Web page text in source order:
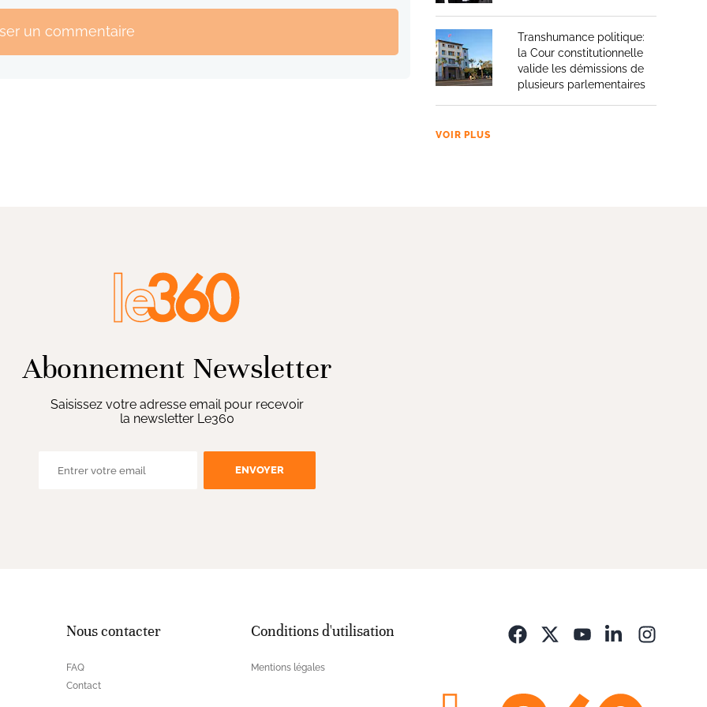
un commentaire
Transhumance politique:
la Cour constitutionnelle
valide les démissions de
plusieurs parlementaires
VOIR PLUS
Abonnement Newsletter
Saisissez votre adresse email pour recevoir
la newsletter Le360
ENVOYER
Nous contacter
FAQ
Contact
Conditions d'utilisation
Mentions légales